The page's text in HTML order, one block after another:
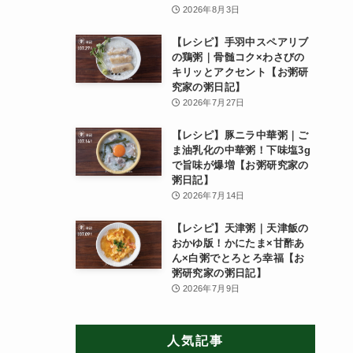
2026年8月3日
【レシピ】手羽中スペアリブ
の鶏粥｜骨髄コク×わさびの
キリッとアクセント【お粥研
究家の粥日記】
2026年7月27日
【レシピ】豚ニラ中華粥｜ご
ま油乳化の中華粥！下味塩3g
で旨味が爆増【お粥研究家の
粥日記】
2026年7月14日
【レシピ】天津粥｜天津飯の
おかゆ版！かにたま×甘酢あ
ん×白粥でとろとろ幸福【お
粥研究家の粥日記】
2026年7月9日
人気記事